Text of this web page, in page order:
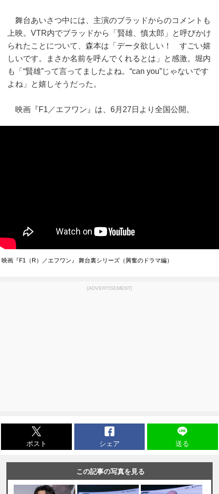
舞台あいさつ中には、主演のブラッドからのコメントも
上映。VTR内でブラッドから「賢雄、慎太郎」と呼びかけ
られたことについて、森本は「データ欲しい！ すごい嬉
しいです。まさか名前を呼んでくれるとは」と感激。堀内
も「“賢雄”って言ってましたよね。“can you”じゃないです
よね」と嬉しそうだった。
映画『F1／エフワン』は、6月27日より全国公開。
映画『F1（R）／エフワン』 舞台裏シリーズ（興奮のドラマ編）
[ADVERTISEMENT]
ポスト シェア 送る
この記事の写真を見る